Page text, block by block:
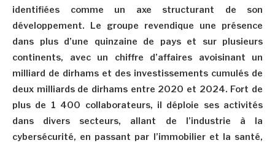
identifiées comme un axe structurant de son
développement. Le groupe revendique une présence
dans plus d’une quinzaine de pays et sur plusieurs
continents, avec un chiffre d’affaires avoisinant un
milliard de dirhams et des investissements cumulés de
deux milliards de dirhams entre 2020 et 2024. Fort de
plus de 1 400 collaborateurs, il déploie ses activités
dans divers secteurs, allant de l’industrie à la
cybersécurité, en passant par l’immobilier et la santé,